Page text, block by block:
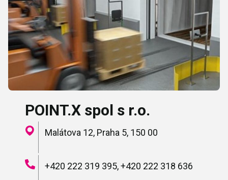
POINT.X spol s r.o.
Malátova 12, Praha 5, 150 00
+420 222 319 395, +420 222 318 636